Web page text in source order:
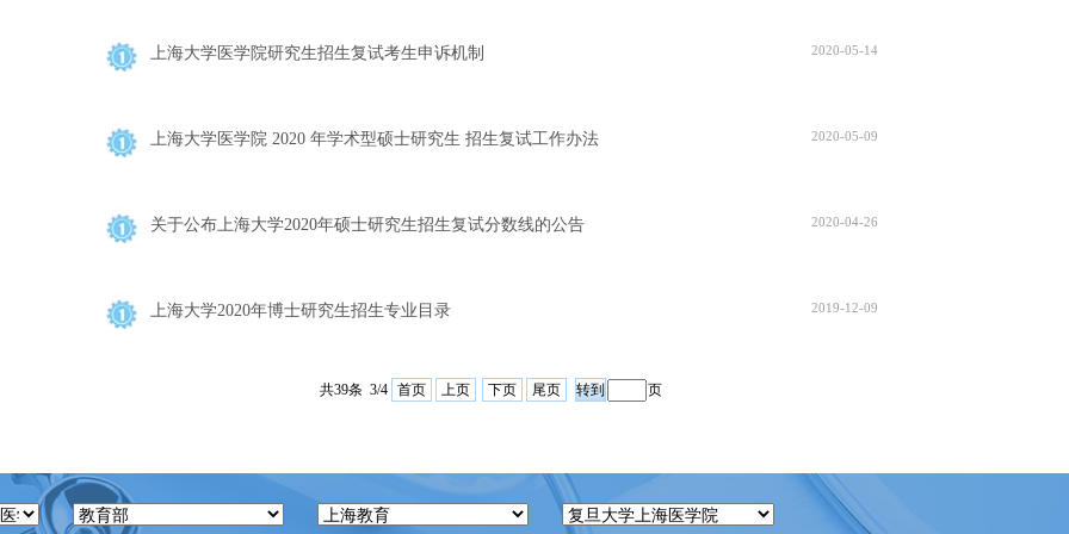
上海大学医学院研究生招生复试考生申诉机制 2020-05-14
上海大学医学院 2020 年学术型硕士研究生 招生复试工作办法 2020-05-09
关于公布上海大学2020年硕士研究生招生复试分数线的公告 2020-04-26
上海大学2020年博士研究生招生专业目录 2019-12-09
共39条 3/4 首页 上页 下页 尾页 页